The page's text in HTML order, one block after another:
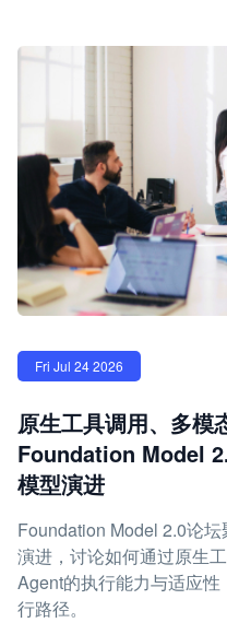
Fri Jul 24 2026
原生工具调用、多模
Foundation Model
模型演进
Foundation Model 2.0论
演进，讨论如何通过原生
Agent的执行能力与适应
行路径。